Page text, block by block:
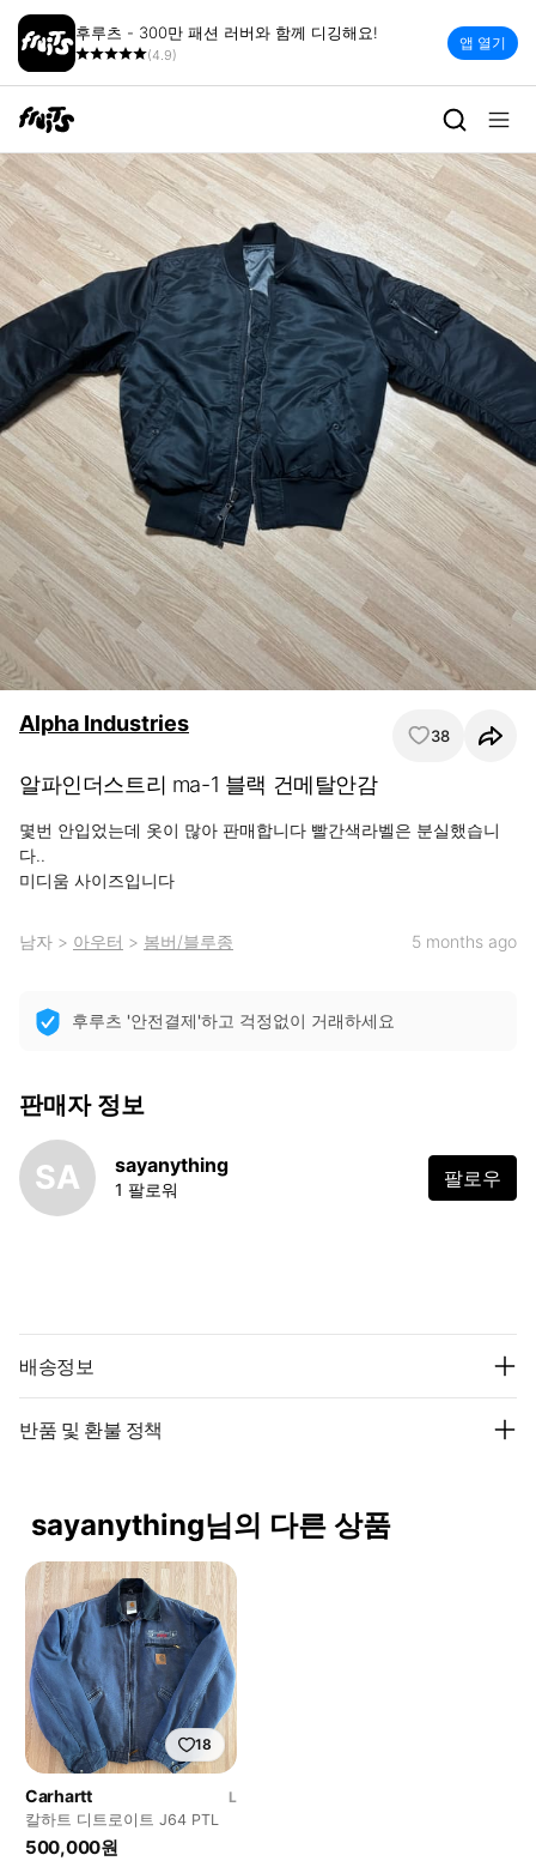
후루츠 - 300만 패션 러버와 함께 디깅해요!
(4.9)
앱 열기
Alpha Industries 38
알파인더스트리 ma-1 블랙 건메탈안감
몇번 안입었는데 옷이 많아 판매합니다 빨간색라벨은 분실했습니
다..
미디움 사이즈입니다
남자 > 아우터 > 봄버/블루종 5 months ago
후루츠 '안전결제'하고 걱정없이 거래하세요
판매자 정보
SA sayanything
1 팔로워 팔로우
배송정보
반품 및 환불 정책
sayanything님의 다른 상품
18
Carhartt
L
칼하트 디트로이트 J64 PTL
500,000원